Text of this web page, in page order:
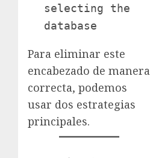
selecting the
database
Para eliminar este
encabezado de manera
correcta, podemos
usar dos estrategias
principales.